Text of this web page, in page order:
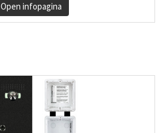
Open infopagina